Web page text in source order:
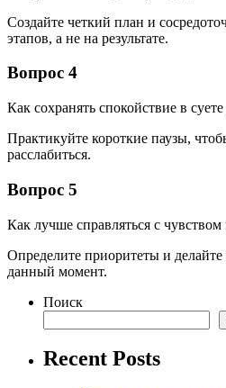
Создайте четкий план и
этапов, а не на результате.
Вопрос 4
Как сохранять спокойствие в
Практикуйте короткие паузы,
расслабиться.
Вопрос 5
Как лучше справляться с
Определите приоритеты и делайте
данный момент.
Поиск
Recent Posts